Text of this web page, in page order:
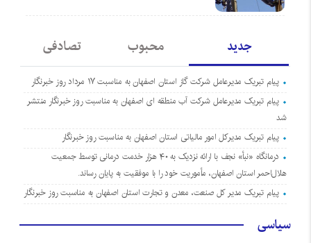
جدید محبوب تصادفی
پیام تبریک مدیرعامل شرکت گاز استان اصفهان به مناسبت ۱۷ مرداد روز خبرنگار
پیام تبریک مدیرعامل شرکت آب منطقه ای اصفهان به مناسبت روز خبرنگار منتشر
شد
پیام تبریک مدیرکل امور مالیاتی استان اصفهان به مناسبت روز خبرنگار
درمانگاه «نبأ» نجف با ارائه نزدیک به ۴۰ هزار خدمت درمانی توسط جمعیت
هلال‌احمر استان اصفهان، مأموریت خود را با موفقیت به پایان رساند.
پیام تبریک مدیر کل صنعت، معدن و تجارت استان اصفهان به مناسبت روز خبرنگار
سیاسی